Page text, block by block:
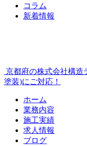
コラム
新着情報
京都府の株式会社構造
塗装)にご対応！
ホーム
業務内容
施工実績
求人情報
ブログ